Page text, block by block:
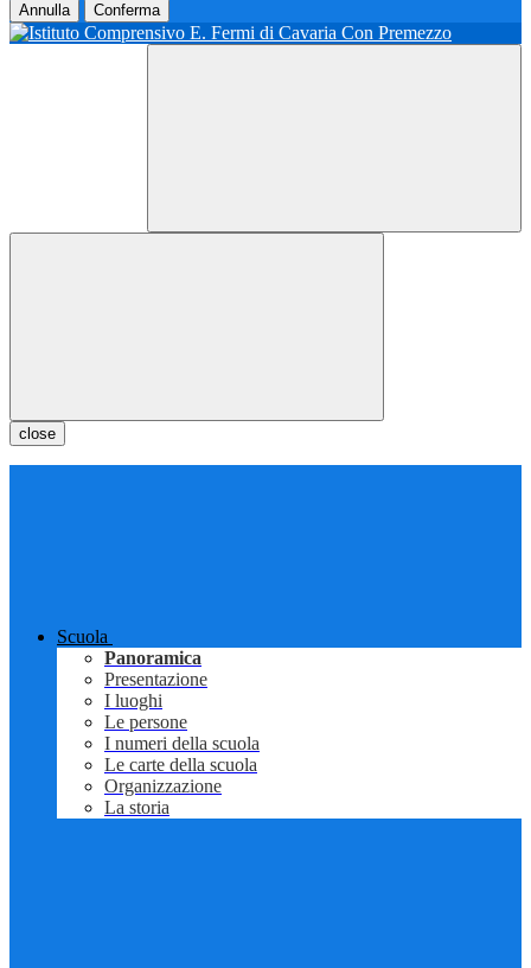
Annulla Conferma
close
Scuola
Panoramica
Presentazione
I luoghi
Le persone
I numeri della scuola
Le carte della scuola
Organizzazione
La storia